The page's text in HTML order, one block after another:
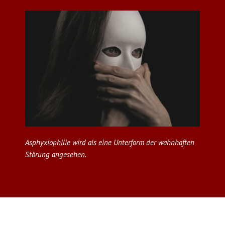
Asphyxiophilie wird als eine Unterform der wahnhaften
Störung angesehen.